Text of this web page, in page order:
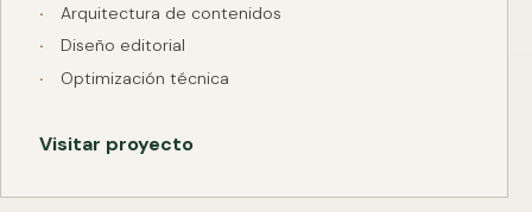
Arquitectura de contenidos
Diseño editorial
Optimización técnica
Visitar proyecto